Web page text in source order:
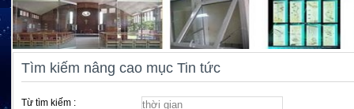
Tìm kiếm nâng cao mục Tin tức
Từ tìm kiếm :